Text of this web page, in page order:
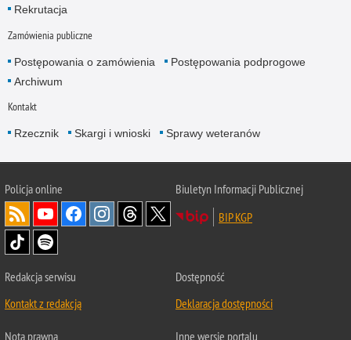
Rekrutacja
Zamówienia publiczne
Postępowania o zamówienia
Postępowania podprogowe
Archiwum
Kontakt
Rzecznik Skargi i wnioski Sprawy weteranów
Policjaonline
Biuletyn Informacji Publicznej
BIP KGP
Redakcja serwisu
Kontakt z redakcją
Dostępność
Deklaracja dostępności
Nota prawna Inne wersje portalu